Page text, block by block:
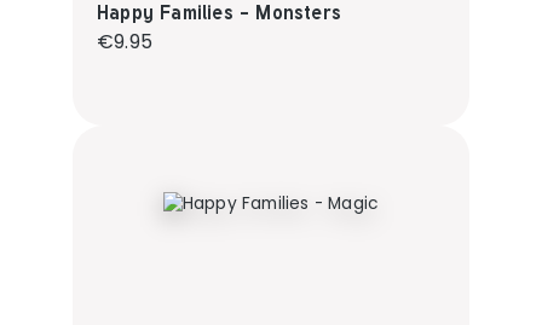
Happy Families - Monsters
Regular price:
€9.95